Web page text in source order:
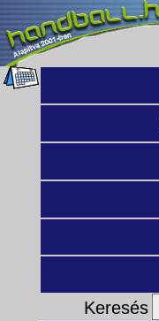
Keresés